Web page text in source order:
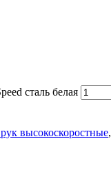
сталь белая
высокоскоростные,